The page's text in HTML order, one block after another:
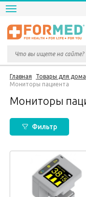
Главная Товары для дома
Мониторы пациента
Мониторы
Фильтр